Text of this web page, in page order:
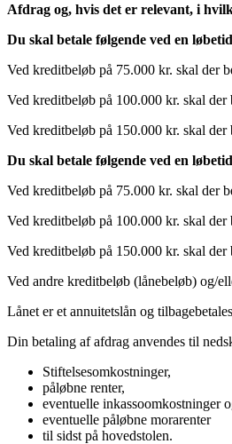
Afdrag og, hvis det er relevant, i
Du skal betale følgende ved en
Ved kreditbeløb på 75.000 kr. skal der
Ved kreditbeløb på 100.000 kr. skal
Ved kreditbeløb på 150.000 kr. skal
Du skal betale følgende ved en
Ved kreditbeløb på 75.000 kr. skal der
Ved kreditbeløb på 100.000 kr. skal
Ved kreditbeløb på 150.000 kr. skal
Ved andre kreditbeløb (lånebeløb) og/
Lånet er et annuitetslån og
Din betaling af afdrag anvendes til
Stiftelsesomkostninger,
påløbne renter,
eventuelle inkassoomkostninger
eventuelle påløbne morarenter
til sidst på hovedstolen.